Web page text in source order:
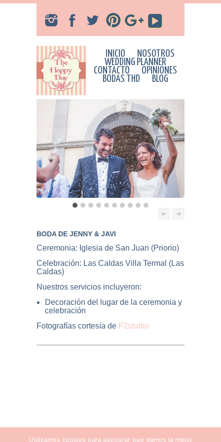
INICIO
NOSOTROS
WEDDING PLANNER
CONTACTO
OPINIONES
BODAS THD
BLOG
BODA DE JENNY & JAVI
Ceremonia: Iglesia de San Juan (Priorio)
Celebración: Las Caldas Villa Termal (Las
Caldas)
Nuestros servicios incluyeron:
Decoración del lugar de la ceremonia y
celebración
Fotografías cortesía de F2studio
Utilizamos cookies para asegurar que damos la mejor